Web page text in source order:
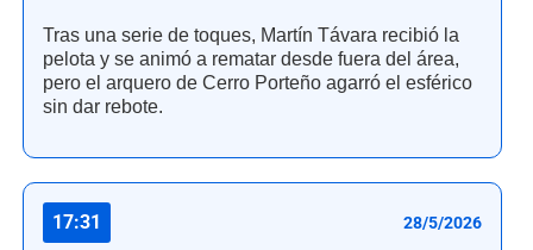
Tras una serie de toques, Martín Távara recibió la
pelota y se animó a rematar desde fuera del área,
pero el arquero de Cerro Porteño agarró el esférico
sin dar rebote.
17:31 28/5/2026